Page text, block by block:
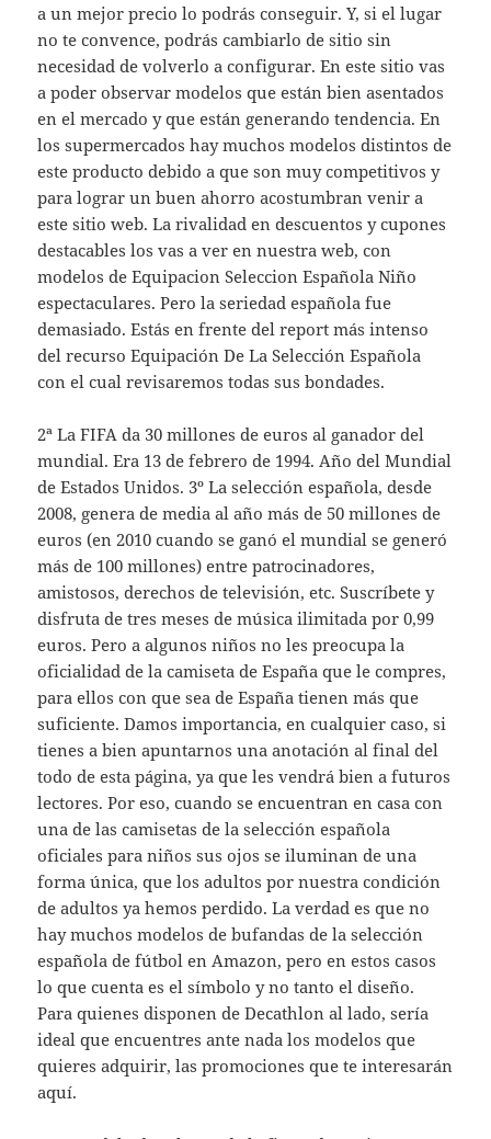
a un mejor precio lo podrás conseguir. Y, si el lugar
no te convence, podrás cambiarlo de sitio sin
necesidad de volverlo a configurar. En este sitio vas
a poder observar modelos que están bien asentados
en el mercado y que están generando tendencia. En
los supermercados hay muchos modelos distintos de
este producto debido a que son muy competitivos y
para lograr un buen ahorro acostumbran venir a
este sitio web. La rivalidad en descuentos y cupones
destacables los vas a ver en nuestra web, con
modelos de Equipacion Seleccion Española Niño
espectaculares. Pero la seriedad española fue
demasiado. Estás en frente del report más intenso
del recurso Equipación De La Selección Española
con el cual revisaremos todas sus bondades.
2ª La FIFA da 30 millones de euros al ganador del
mundial. Era 13 de febrero de 1994. Año del Mundial
de Estados Unidos. 3º La selección española, desde
2008, genera de media al año más de 50 millones de
euros (en 2010 cuando se ganó el mundial se generó
más de 100 millones) entre patrocinadores,
amistosos, derechos de televisión, etc. Suscríbete y
disfruta de tres meses de música ilimitada por 0,99
euros. Pero a algunos niños no les preocupa la
oficialidad de la camiseta de España que le compres,
para ellos con que sea de España tienen más que
suficiente. Damos importancia, en cualquier caso, si
tienes a bien apuntarnos una anotación al final del
todo de esta página, ya que les vendrá bien a futuros
lectores. Por eso, cuando se encuentran en casa con
una de las camisetas de la selección española
oficiales para niños sus ojos se iluminan de una
forma única, que los adultos por nuestra condición
de adultos ya hemos perdido. La verdad es que no
hay muchos modelos de bufandas de la selección
española de fútbol en Amazon, pero en estos casos
lo que cuenta es el símbolo y no tanto el diseño.
Para quienes disponen de Decathlon al lado, sería
ideal que encuentres ante nada los modelos que
quieres adquirir, las promociones que te interesarán
aquí.